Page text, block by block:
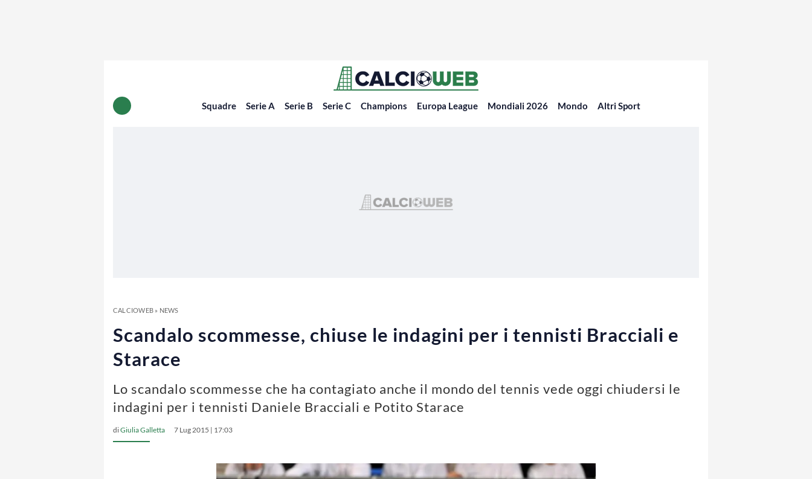
Squadre Serie A Serie B Serie C Champions Europa League Mondiali 2026 Mondo Altri Sport
CALCIOWEB» NEWS
Scandalo scommesse, chiuse le indagini per i tennisti Bracciali e
Starace
Lo scandalo scommesse che ha contagiato anche il mondo del tennis vede oggi chiudersi le
indagini per i tennisti Daniele Bracciali e Potito Starace
diGiulia Galletta 7 Lug 2015 | 17:03